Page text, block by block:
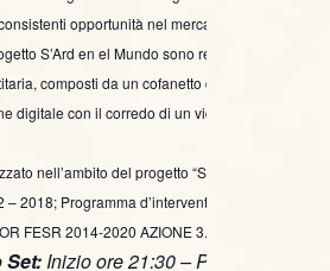
opportunità nel mercato ispanico.
S’Ard en el Mundo sono realizzati 3 prodotti
composti da un cofanetto disco-libro e
digitale con il corredo di un video di
nell’ambito del progetto “S’Ard En El Mundo”
– 2018; Programma d’intervento: 3 –
FESR 2014-2020 AZIONE 3.4.1
Set: Inizio ore 21:30 – Prezzo